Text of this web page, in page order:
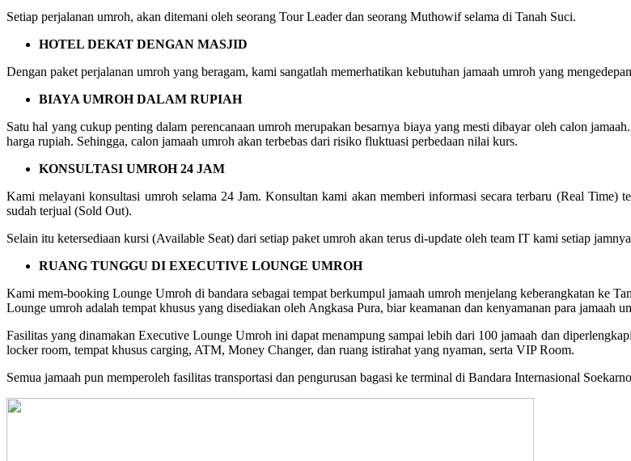
Setiap perjalanan umroh, akan ditemani oleh seorang Tour Leader dan seorang Muthowif selama di Tanah Suci.
HOTEL DEKAT DENGAN MASJID
Dengan paket perjalanan umroh yang beragam, kami sangatlah memerhatikan kebutuhan jamaah umroh yang
BIAYA UMROH DALAM RUPIAH
Satu hal yang cukup penting dalam perencanaan umroh merupakan besarnya biaya yang mesti dibayar oleh calon
harga rupiah. Sehingga, calon jamaah umroh akan terbebas dari risiko fluktuasi perbedaan nilai kurs.
KONSULTASI UMROH 24 JAM
Kami melayani konsultasi umroh selama 24 Jam. Konsultan kami akan memberi informasi secara terbaru (Real
sudah terjual (Sold Out).
Selain itu ketersediaan kursi (Available Seat) dari setiap paket umroh akan terus di-update oleh team IT kami setiap
RUANG TUNGGU DI EXECUTIVE LOUNGE UMROH
Kami mem-booking Lounge Umroh di bandara sebagai tempat berkumpul jamaah umroh menjelang keberangkatan ke
Lounge umroh adalah tempat khusus yang disediakan oleh Angkasa Pura, biar keamanan dan kenyamanan para jamaah
Fasilitas yang dinamakan Executive Lounge Umroh ini dapat menampung sampai lebih dari 100 jamaah dan
locker room, tempat khusus carging, ATM, Money Changer, dan ruang istirahat yang nyaman, serta VIP Room.
Semua jamaah pun memperoleh fasilitas transportasi dan pengurusan bagasi ke terminal di Bandara Internasional